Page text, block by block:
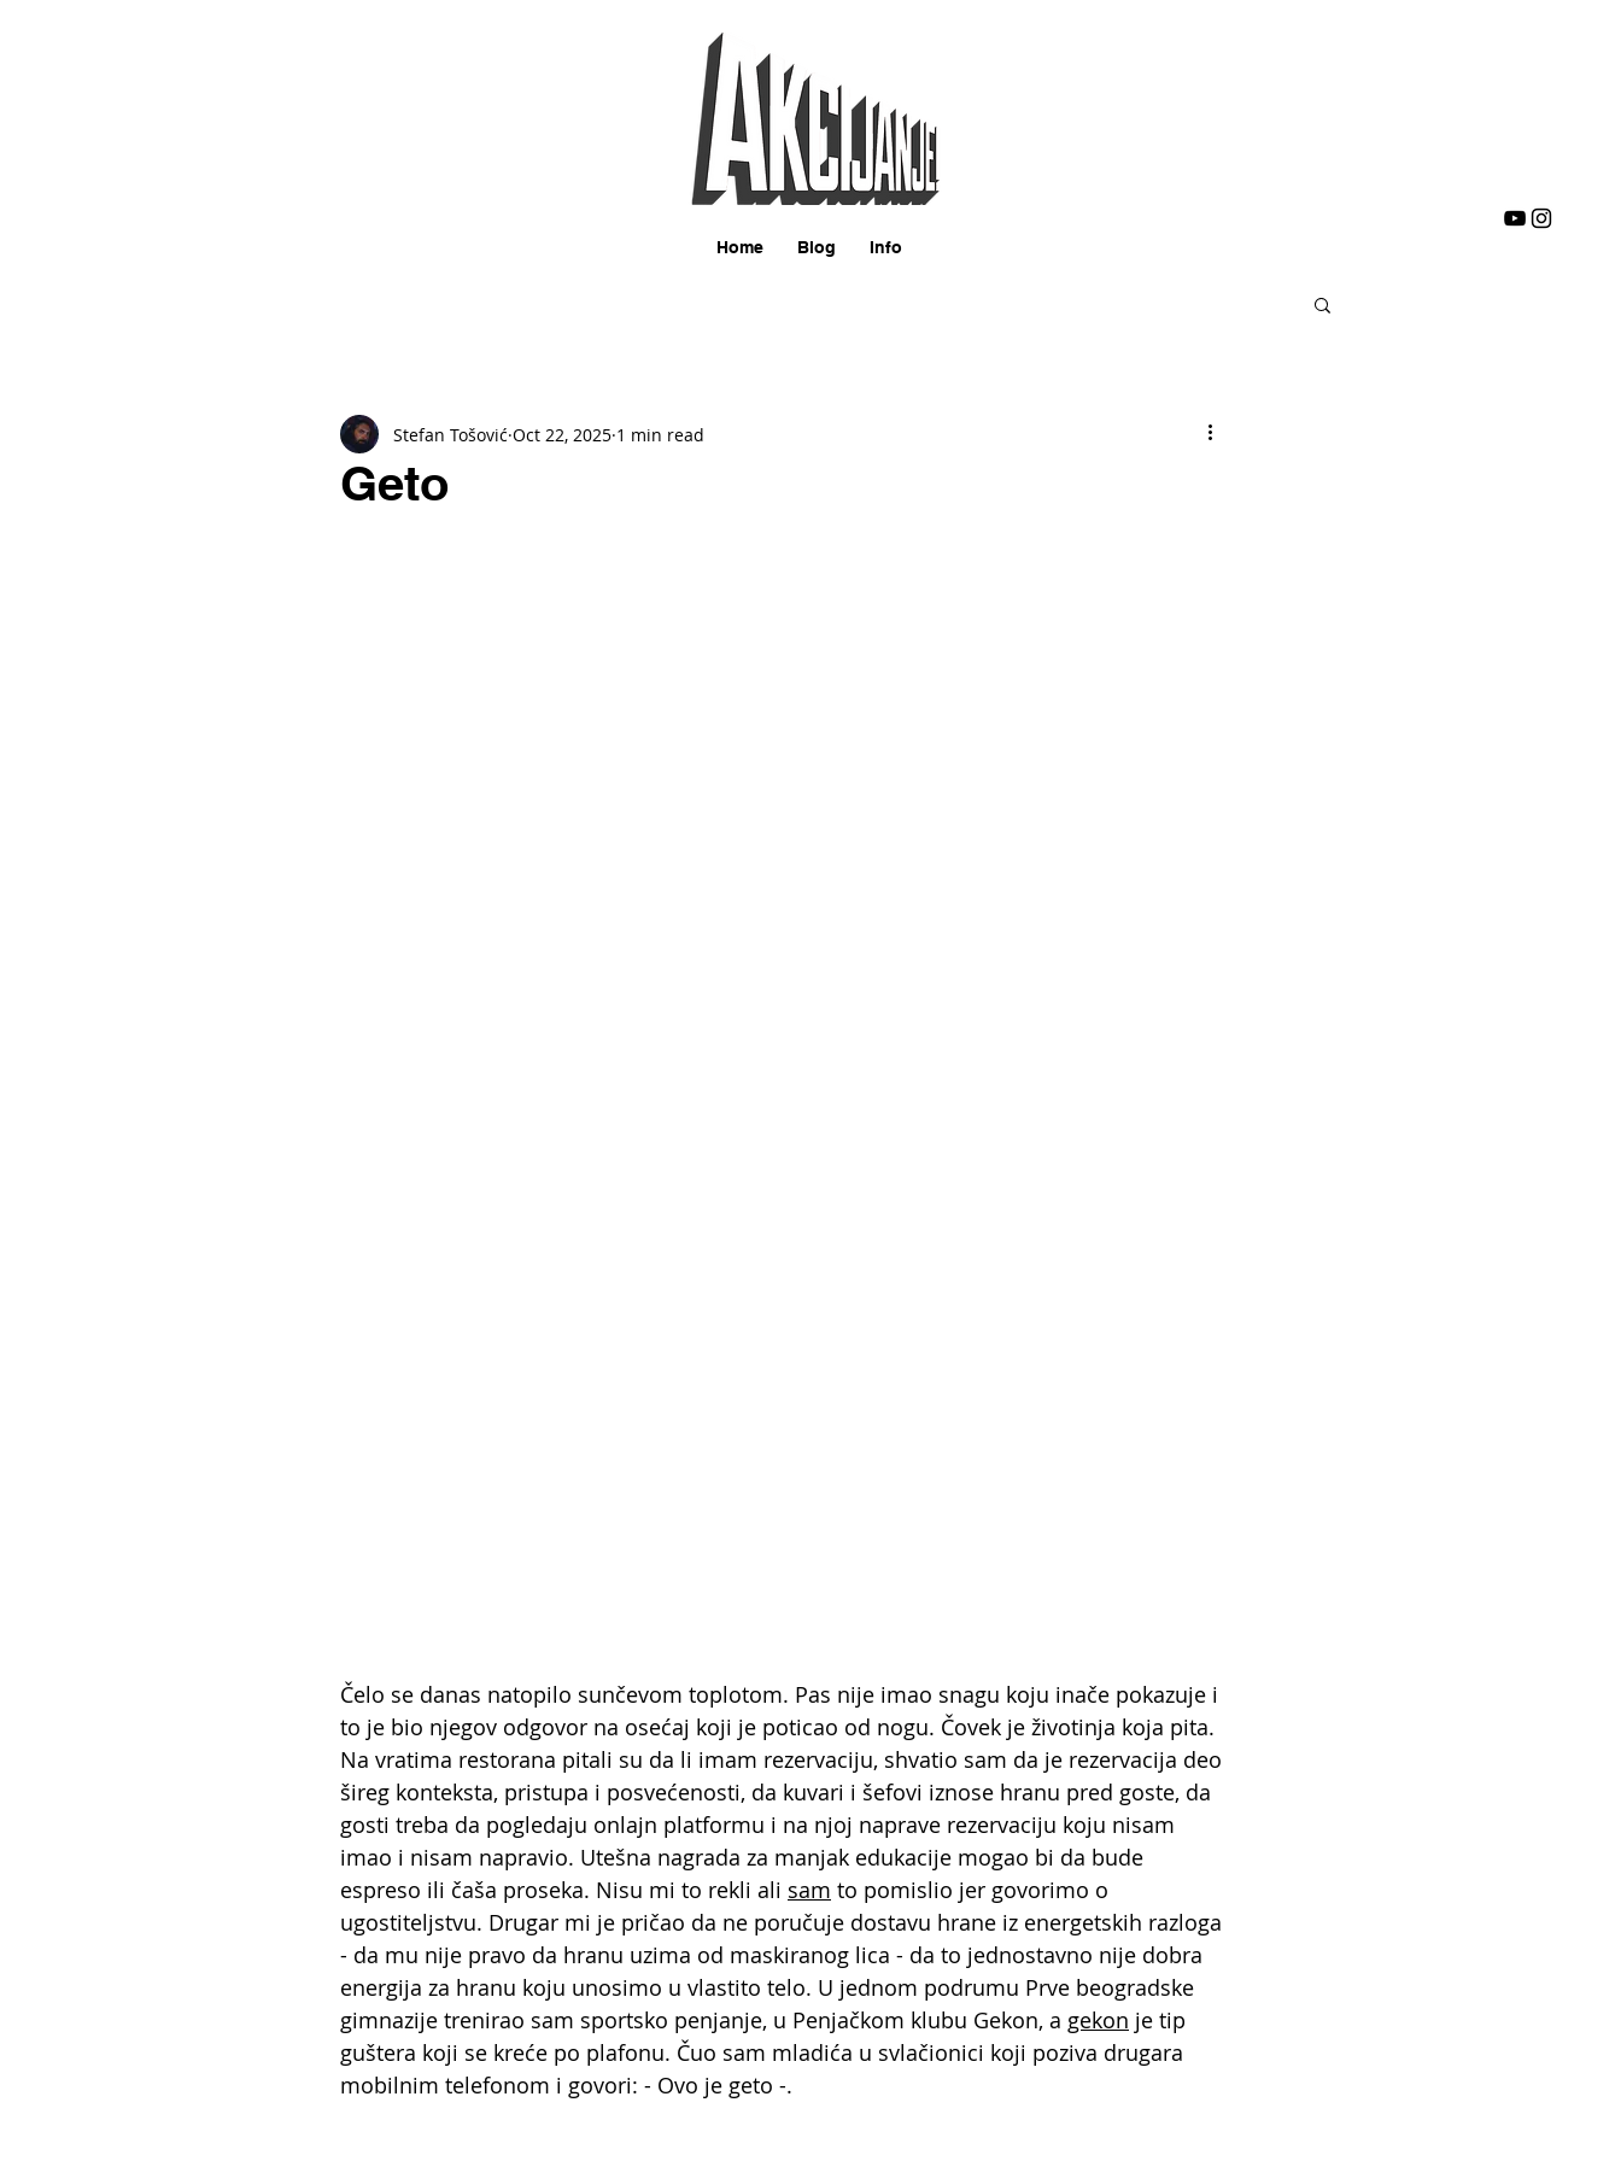
Home Blog Info
Geto
Stefan Tošović Oct 22, 2025 1 min read
Čelo se danas natopilo sunčevom toplotom. Pas nije imao snagu koju inače pokazuje i
to je bio njegov odgovor na osećaj koji je poticao od nogu. Čovek je životinja koja pita.
Na vratima restorana pitali su da li imam rezervaciju, shvatio sam da je rezervacija deo
šireg konteksta, pristupa i posvećenosti, da kuvari i šefovi iznose hranu pred goste, da
gosti treba da pogledaju onlajn platformu i na njoj naprave rezervaciju koju nisam
imao i nisam napravio. Utešna nagrada za manjak edukacije mogao bi da bude
espreso ili čaša proseka. Nisu mi to rekli ali sam to pomislio jer govorimo o
ugostiteljstvu. Drugar mi je pričao da ne poručuje dostavu hrane iz energetskih razloga
- da mu nije pravo da hranu uzima od maskiranog lica - da to jednostavno nije dobra
energija za hranu koju unosimo u vlastito telo. U jednom podrumu Prve beogradske
gimnazije trenirao sam sportsko penjanje, u Penjačkom klubu Gekon, a gekon je tip
guštera koji se kreće po plafonu. Čuo sam mladića u svlačionici koji poziva drugara
mobilnim telefonom i govori: - Ovo je geto -.